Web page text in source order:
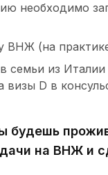
необходимо
ВНЖ (на
семьи из Италии
визы D в
будешь
на ВНЖ и